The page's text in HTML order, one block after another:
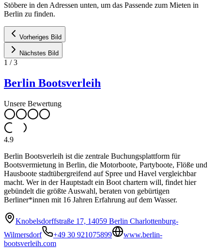
Stöbere in den Adressen unten, um das Passende zum Mieten in
Berlin zu finden.
Vorheriges Bild
Nächstes Bild
1 /3
Berlin Bootsverleih
Unsere Bewertung
4.9
Berlin Bootsverleih ist die zentrale Buchungsplattform für
Bootsvermietung in Berlin, die Motorboote, Partyboote, Flöße und
Hausboote stadtübergreifend auf Spree und Havel vergleichbar
macht. Wer in der Hauptstadt ein Boot chartern will, findet hier
gebündelt die größte Auswahl, beraten von gebürtigen
Berliner*innen mit 16 Jahren Erfahrung auf dem Wasser.
Knobelsdorffstraße 17, 14059 Berlin Charlottenburg-
Wilmersdorf
+49 30 921075899
www.berlin-
bootsverleih.com